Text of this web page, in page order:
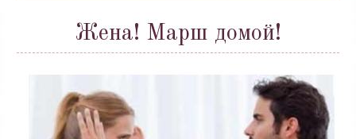
Жена! Марш домой!